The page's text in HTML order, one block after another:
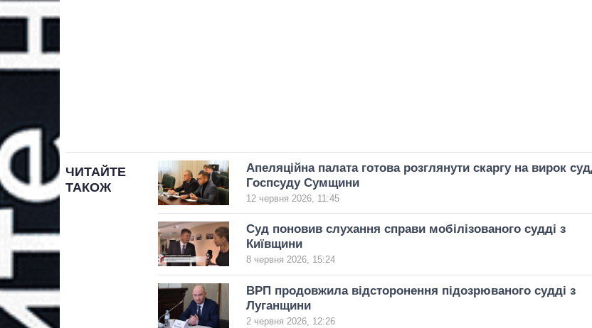
ЧИТАЙТЕ
ТАКОЖ
Апеляційна палата готова розглянути скаргу на вирок
Госпсуду Сумщини
12 червня 2026, 11:45
Суд поновив слухання справи мобілізованого судді з
Київщини
8 червня 2026, 15:24
ВРП продовжила відсторонення підозрюваного судді з
Луганщини
2 червня 2026, 12:26